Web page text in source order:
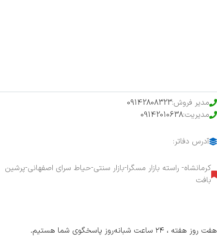
مدیر فروش:09142808323
مدیریت:09142010638
آدرس دفاتر:
کرمانشاه- راسته بازار مسگرا-بازار سنتی-حیاط سرای اصفهانی-پرشین
بافت
هفت روز هفته ، ۲۴ ساعت شبانه‌روز پاسخگوی شما هستیم.